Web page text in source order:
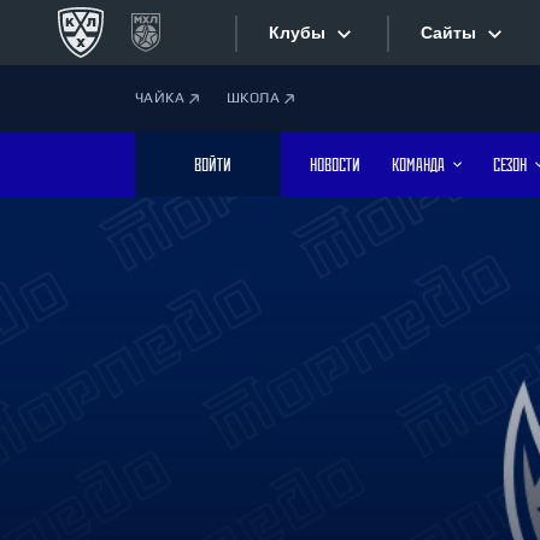
Клубы
Дивизион Боброва
Лада
Сайты
Фотобанк
ЧАЙКА ШКОЛА
ВОЙТИ НОВОСТИ КОМАНДА СЕЗОН